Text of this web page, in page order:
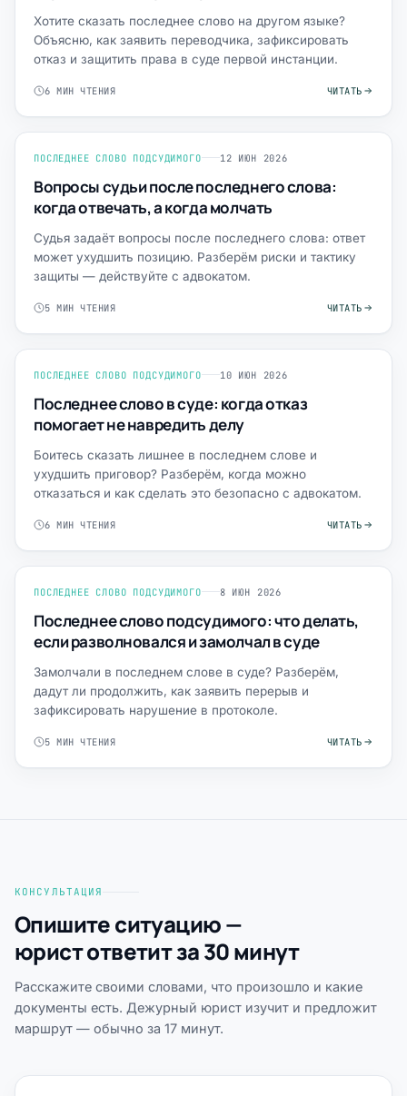
Хотите сказать последнее слово на другом языке?
Объясню, как заявить переводчика, зафиксировать
отказ и защитить права в суде первой инстанции.
6 МИН ЧТЕНИЯ ЧИТАТЬ
ПОСЛЕДНЕЕ СЛОВО ПОДСУДИМОГО 12 ИЮН 2026
Вопросы судьи после последнего слова:
когда отвечать, а когда молчать
Судья задаёт вопросы после последнего слова: ответ
может ухудшить позицию. Разберём риски и тактику
защиты — действуйте с адвокатом.
5 МИН ЧТЕНИЯ ЧИТАТЬ
ПОСЛЕДНЕЕ СЛОВО ПОДСУДИМОГО 10 ИЮН 2026
Последнее слово в суде: когда отказ
помогает не навредить делу
Боитесь сказать лишнее в последнем слове и
ухудшить приговор? Разберём, когда можно
отказаться и как сделать это безопасно с адвокатом.
6 МИН ЧТЕНИЯ ЧИТАТЬ
ПОСЛЕДНЕЕ СЛОВО ПОДСУДИМОГО 8 ИЮН 2026
Последнее слово подсудимого: что делать,
если разволновался и замолчал в суде
Замолчали в последнем слове в суде? Разберём,
дадут ли продолжить, как заявить перерыв и
зафиксировать нарушение в протоколе.
5 МИН ЧТЕНИЯ ЧИТАТЬ
КОНСУЛЬТАЦИЯ
Опишите ситуацию —
юрист ответит за 30 минут
Расскажите своими словами, что произошло и какие
документы есть. Дежурный юрист изучит и предложит
маршрут — обычно за 17 минут.